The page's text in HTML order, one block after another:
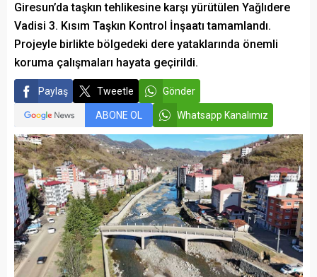
Giresun’da taşkın tehlikesine karşı yürütülen Yağlıdere
Vadisi 3. Kısım Taşkın Kontrol İnşaatı tamamlandı.
Projeyle birlikte bölgedeki dere yataklarında önemli
koruma çalışmaları hayata geçirildi.
Paylaş Tweetle Gönder
ABONE OL Whatsapp Kanalımız